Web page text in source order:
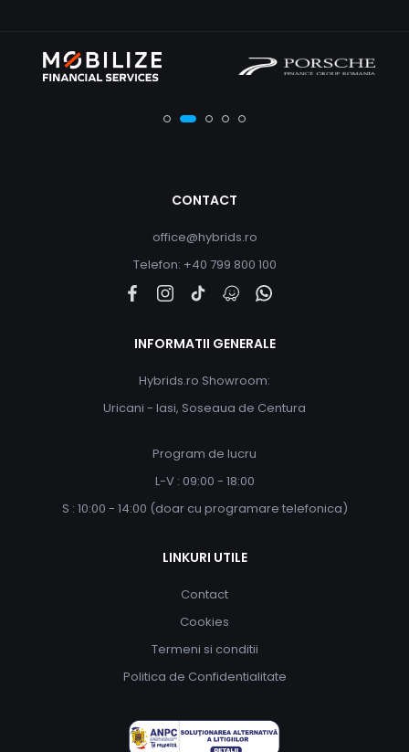
CONTACT
office@hybrids.ro
Telefon: +40 799 800 100
INFORMATII GENERALE
Hybrids.ro Showroom:
Uricani - Iasi, Soseaua de Centura
Program de lucru
L-V : 09:00 - 18:00
S : 10:00 - 14:00 (doar cu programare telefonica)
LINKURI UTILE
Contact
Cookies
Termeni si conditii
Politica de Confidentialitate